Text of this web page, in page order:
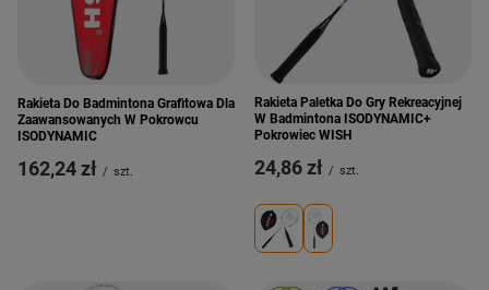
Rakieta Do Badmintona Grafitowa Dla
Zaawansowanych W Pokrowcu
ISODYNAMIC
162,24 zł / szt.
Rakieta Paletka Do Gry Rekreacyjnej
W Badmintona ISODYNAMIC+
Pokrowiec WISH
24,86 zł / szt.